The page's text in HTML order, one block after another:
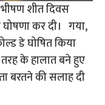
शीत दिवस
कर दी। गया,
डे घोषित किया
के हालात बने हुए
बरतने की सलाह दी